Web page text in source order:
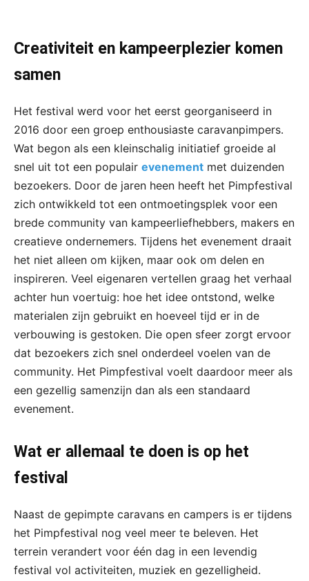
Creativiteit en kampeerplezier komen
samen
Het festival werd voor het eerst georganiseerd in
2016 door een groep enthousiaste caravanpimpers.
Wat begon als een kleinschalig initiatief groeide al
snel uit tot een populair evenement met duizenden
bezoekers. Door de jaren heen heeft het Pimpfestival
zich ontwikkeld tot een ontmoetingsplek voor een
brede community van kampeerliefhebbers, makers en
creatieve ondernemers. Tijdens het evenement draait
het niet alleen om kijken, maar ook om delen en
inspireren. Veel eigenaren vertellen graag het verhaal
achter hun voertuig: hoe het idee ontstond, welke
materialen zijn gebruikt en hoeveel tijd er in de
verbouwing is gestoken. Die open sfeer zorgt ervoor
dat bezoekers zich snel onderdeel voelen van de
community. Het Pimpfestival voelt daardoor meer als
een gezellig samenzijn dan als een standaard
evenement.
Wat er allemaal te doen is op het
festival
Naast de gepimpte caravans en campers is er tijdens
het Pimpfestival nog veel meer te beleven. Het
terrein verandert voor één dag in een levendig
festival vol activiteiten, muziek en gezelligheid.